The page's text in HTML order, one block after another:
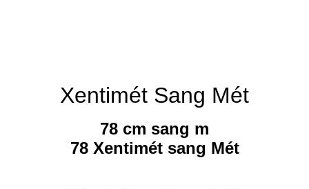
Xentimét Sang Mét
78 cm sang m
78 Xentimét sang Mét